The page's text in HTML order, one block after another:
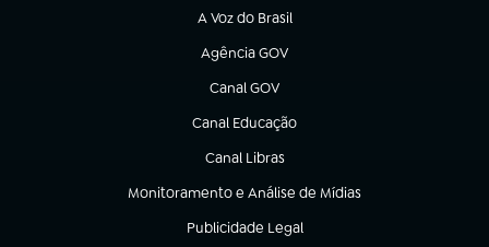
A Voz do Brasil
(abre em nova aba)
Agência GOV
(abre em nova aba)
Canal GOV
(abre em nova aba)
Canal Educação
(abre em nova aba)
Canal Libras
(abre em nova aba)
Monitoramento e Análise de Mídias
(abre em nova aba)
Publicidade Legal
(abre em nova aba)